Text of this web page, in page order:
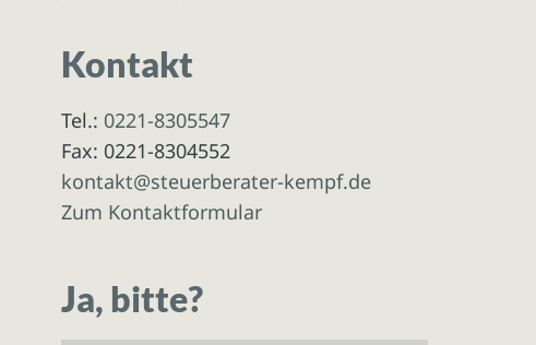
Kontakt
Tel.: 0221-8305547
Fax: 0221-8304552
kontakt@steuerberater-kempf.de
Zum Kontaktformular
Ja, bitte?